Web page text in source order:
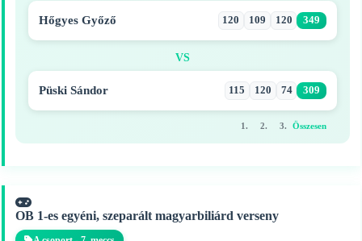
Hőgyes Győző 120 109 120 349
VS
Püski Sándor 115 120 74 309
1. 2. 3. Összesen
OB 1-es egyéni, szeparált magyarbiliárd verseny